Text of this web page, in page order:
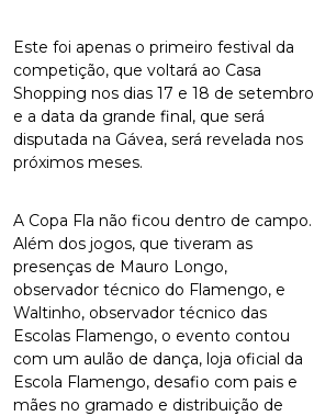
Este foi apenas o primeiro festival da
competição, que voltará ao Casa
Shopping nos dias 17 e 18 de setembro
e a data da grande final, que será
disputada na Gávea, será revelada nos
próximos meses.
A Copa Fla não ficou dentro de campo.
Além dos jogos, que tiveram as
presenças de Mauro Longo,
observador técnico do Flamengo, e
Waltinho, observador técnico das
Escolas Flamengo, o evento contou
com um aulão de dança, loja oficial da
Escola Flamengo, desafio com pais e
mães no gramado e distribuição de